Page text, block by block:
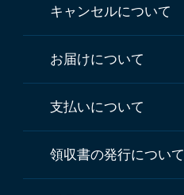
キャンセルについて
お届けについて
支払いについて
領収書の発行について